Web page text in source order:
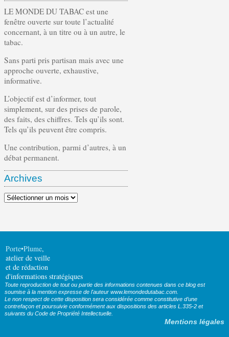
LE MONDE DU TABAC est une
fenêtre ouverte sur toute l’actualité
concernant, à un titre ou à un autre, le
tabac.
Sans parti pris partisan mais avec une
approche ouverte, exhaustive,
informative.
L’objectif est d’informer, tout
simplement, sur des prises de parole,
des faits, des chiffres. Tels qu’ils sont.
Tels qu’ils peuvent être compris.
Une contribution, parmi d’autres, à un
débat permanent.
Archives
Archives
Porte•Plume,
atelier de veille
et de rédaction
d'informations stratégiques
Toute reproduction de tout ou partie des informations contenues dans ce blog est
soumise à la mention expresse de l'auteur www.lemondedutabac.com.
Le non respect de cette disposition sera considérée comme constitutive d’une
contrefaçon et poursuivie conformément aux dispositions des articles L.335-2 et
suivants du Code de Propriété Intellectuelle.
Mentions légales